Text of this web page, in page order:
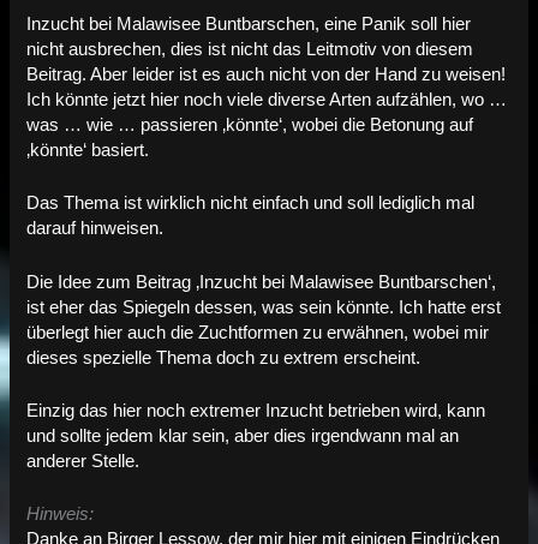
Inzucht bei Malawisee Buntbarschen, eine Panik soll hier
nicht ausbrechen, dies ist nicht das Leitmotiv von diesem
Beitrag. Aber leider ist es auch nicht von der Hand zu weisen!
Ich könnte jetzt hier noch viele diverse Arten aufzählen, wo …
was … wie … passieren ‚könnte‘, wobei die Betonung auf
‚könnte‘ basiert.
Das Thema ist wirklich nicht einfach und soll lediglich mal
darauf hinweisen.
Die Idee zum Beitrag ‚Inzucht bei Malawisee Buntbarschen‘,
ist eher das Spiegeln dessen, was sein könnte. Ich hatte erst
überlegt hier auch die Zuchtformen zu erwähnen, wobei mir
dieses spezielle Thema doch zu extrem erscheint.
Einzig das hier noch extremer Inzucht betrieben wird, kann
und sollte jedem klar sein, aber dies irgendwann mal an
anderer Stelle.
Hinweis:
Danke an Birger Lessow, der mir hier mit einigen Eindrücken